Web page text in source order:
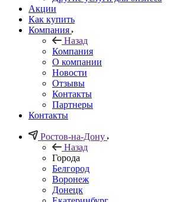
Акции
Как купить
Компания
Назад
Компания
О компании
Новости
Отзывы
Контакты
Партнеры
Контакты
Ростов-на-Дону
Назад
Города
Белгород
Воронеж
Донецк